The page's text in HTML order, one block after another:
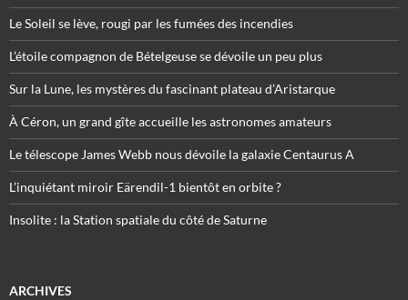
Le Soleil se lève, rougi par les fumées des incendies
L’étoile compagnon de Bételgeuse se dévoile un peu plus
Sur la Lune, les mystères du fascinant plateau d’Aristarque
À Céron, un grand gîte accueille les astronomes amateurs
Le télescope James Webb nous dévoile la galaxie Centaurus A
L’inquiétant miroir Eärendil-1 bientôt en orbite ?
Insolite : la Station spatiale du côté de Saturne
ARCHIVES